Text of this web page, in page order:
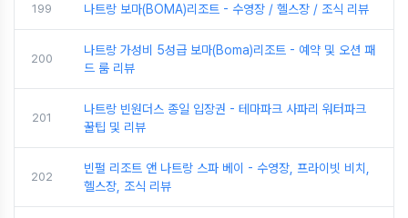
199 나트랑 보마(BOMA)리조트 - 수영장 / 헬스장 / 조식 리뷰
200
나트랑 가성비 5성급 보마(Boma)리조트 - 예약 및 오션 패
드 룸 리뷰
201
나트랑 빈원더스 종일 입장권 - 테마파크 사파리 워터파크
꿀팁 및 리뷰
202
빈펄 리조트 앤 나트랑 스파 베이 - 수영장, 프라이빗 비치,
헬스장, 조식 리뷰